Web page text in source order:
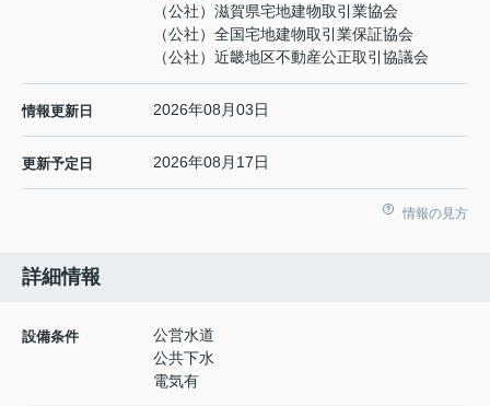
（公社）滋賀県宅地建物取引業協会
（公社）全国宅地建物取引業保証協会
（公社）近畿地区不動産公正取引協議会
情報更新日 2026年08月03日
更新予定日 2026年08月17日
情報の見方
詳細情報
設備条件
公営水道
公共下水
電気有